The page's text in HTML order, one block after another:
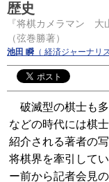
歴史
『将棋カメラマン 大
（弦巻勝著）
池田 瞬 （ 経済ジャーナリ
破滅型の棋士も
などの時代には棋
紹介される著者の
将棋界を牽引して
ー前から記者会見